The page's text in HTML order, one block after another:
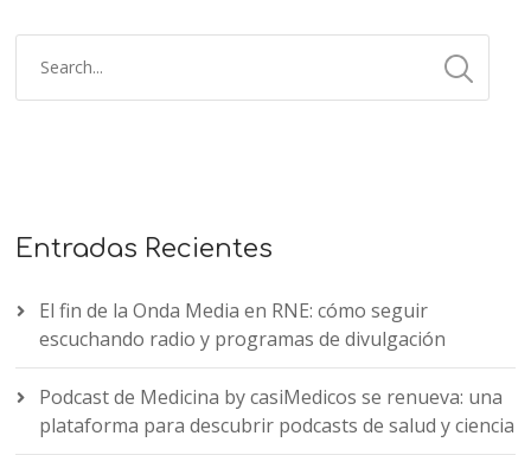
Entradas Recientes
El fin de la Onda Media en RNE: cómo seguir
escuchando radio y programas de divulgación
Podcast de Medicina by casiMedicos se renueva: una
plataforma para descubrir podcasts de salud y ciencia